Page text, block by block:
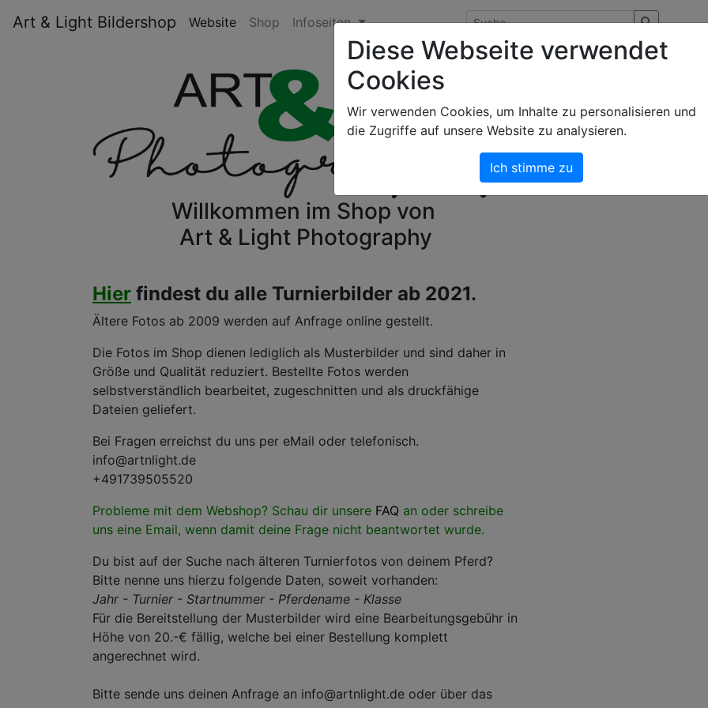
Art & Light Bildershop Website Shop Infoseiten
Willkommen im Shop von
Art & Light Photography
Hier findest du alle Turnierbilder ab 2021.
Ältere Fotos ab 2009 werden auf Anfrage online gestellt.
Die Fotos im Shop dienen lediglich als Musterbilder und sind daher in
Größe und Qualität reduziert. Bestellte Fotos werden
selbstverständlich bearbeitet, zugeschnitten und als druckfähige
Dateien geliefert.
Bei Fragen erreichst du uns per eMail oder telefonisch.
info@artnlight.de
+491739505520
Probleme mit dem Webshop? Schau dir unsere FAQ an oder schreibe
uns eine Email, wenn damit deine Frage nicht beantwortet wurde.
Du bist auf der Suche nach älteren Turnierfotos von deinem Pferd?
Bitte nenne uns hierzu folgende Daten, soweit vorhanden:
Jahr - Turnier - Startnummer - Pferdename - Klasse
Für die Bereitstellung der Musterbilder wird eine Bearbeitungsgebühr in
Höhe von 20.-€ fällig, welche bei einer Bestellung komplett
angerechnet wird.
Bitte sende uns deinen Anfrage an info@artnlight.de oder über das
Diese Webseite verwendet
Cookies
Wir verwenden Cookies, um Inhalte zu personalisieren und
die Zugriffe auf unsere Website zu analysieren.
Ich stimme zu